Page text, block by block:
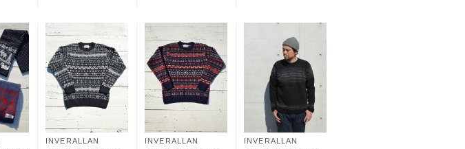
INVERALLAN
INVERALLAN
INVERALLAN